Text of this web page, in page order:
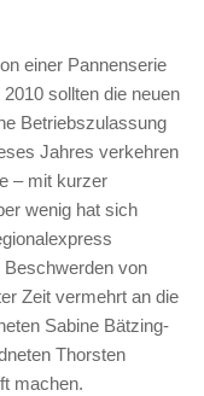
einer Pannenserie
sollten die neuen
Betriebszulassung
Jahres verkehren
– mit kurzer
wenig hat sich
von
Zeit vermehrt an die
Sabine Bätzing-
Thorsten
machen.